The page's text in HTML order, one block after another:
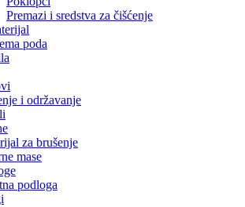
Premazi i sredstva za čišćenje
poda
i održavanje
za brušenje
mase
podloga